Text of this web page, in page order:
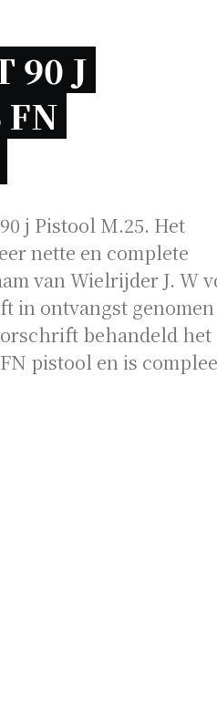
90 J
FN
j Pistool M.25. Het
nette en complete
van Wielrijder J. W
in ontvangst genomen
behandeld het
pistool en is